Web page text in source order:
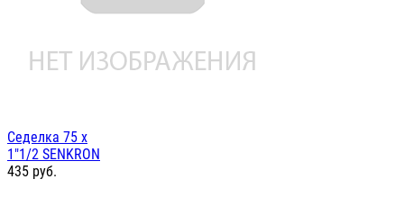
Седелка 75 х
1"1/2 SENKRON
435 руб.